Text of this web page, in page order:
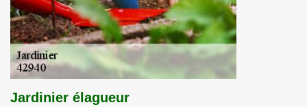
Jardinier élagueur